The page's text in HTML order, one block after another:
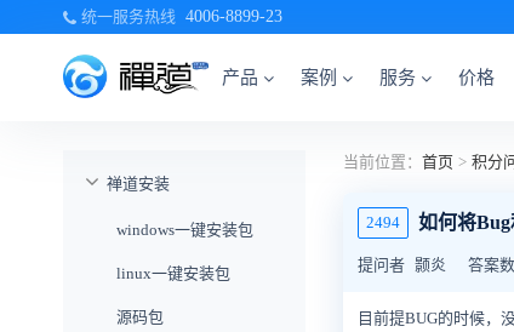
统一服务热线 4006-8899-23
产品 案例 服务 价格
禅道安装
windows一键安装包
linux一键安装包
源码包
当前位置： 首页 > 积分
2494 如何将
提问者 颢炎 答案数
目前提BUG的时候，